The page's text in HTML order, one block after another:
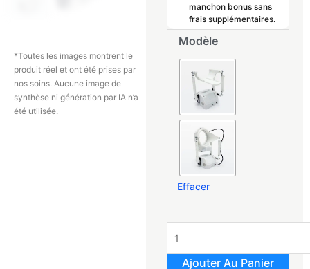
*Toutes les images montrent le
produit réel et ont été prises par
nos soins. Aucune image de
synthèse ni génération par IA n’a
été utilisée.
manchon bonus sans
frais supplémentaires.
Modèle
Effacer
quantité
de
Ajouter Au Panier